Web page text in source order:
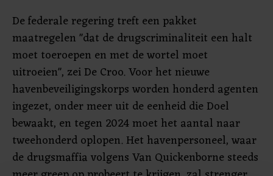
De federale regering treft een pakket
maatregelen "dat de drugscriminaliteit een halt
moet toeroepen en met de wortel moet
uitroeien", zei De Croo. Voor het nieuwe
havenbeveiligingskorps worden honderd agenten
ingezet, onder meer uit de eenheid die Doel
bewaakt, en tegen 2024 moet het aantal naar
tweehonderd oplopen. Het havenpersoneel, waar
de drugsmaffia volgens Van Quickenborne steeds